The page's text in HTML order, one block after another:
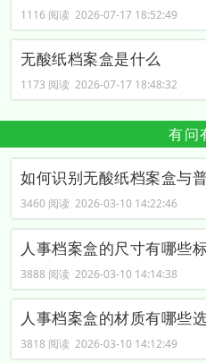
1116 阅读 2026-07-17 18:52:49
无酸纸档案盒是什么
1173 阅读 2026-07-17 18:48:32
有问
如何识别无酸纸档案盒与
3460 阅读 2026-03-10 14:22:46
人事档案盒的尺寸有哪些
3888 阅读 2026-03-10 14:14:38
人事档案盒的材质有哪些
3818 阅读 2026-03-10 14:12:49